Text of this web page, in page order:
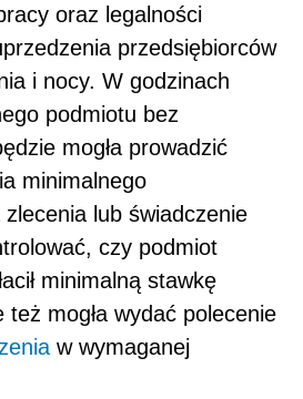
oraz legalności
przedsiębiorców
i nocy. W godzinach
podmiotu bez
mogła prowadzić
minimalnego
lub świadczenie
czy podmiot
minimalną stawkę
mogła wydać polecenie
w wymaganej